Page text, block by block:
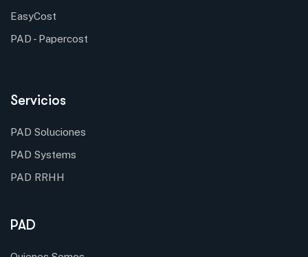
EasyCost
PAD - Papercost
Servicios
PAD Soluciones
PAD Systems
PAD RRHH
PAD